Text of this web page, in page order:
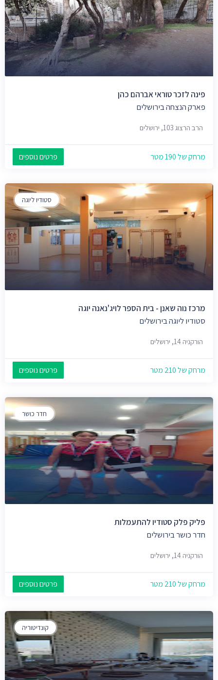
פינה לזכר טוראי אברהם כהן
פארק הנצחה בירושלים
הרב הרצוג 103, ירושלים
מרחק של 190 מטר פרטים נוספים
סטודיו ליוגה
מרכז נוה שאנן - בית הספר לויג'נאנה יוגה
סטודיו ליוגה בירושלים
הורקניה 14, ירושלים
מרחק של 210 מטר פרטים נוספים
חדר כושר
פליק פלק סטודיו להתעמלות
חדר כושר בירושלים
הורקניה 14, ירושלים
מרחק של 210 מטר פרטים נוספים
קונדיטוריה